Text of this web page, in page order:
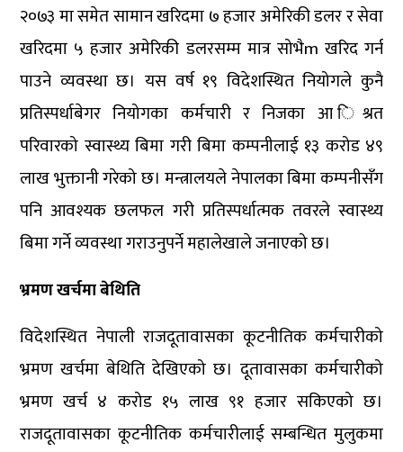
२०७३ मा समेत सामान खरिदमा ७ हजार अमेरिकी डलर र सेवा
खरिदमा ५ हजार अमेरिकी डलरसम्म मात्र सोभैm खरिद गर्न
पाउने व्यवस्था छ। यस वर्ष १९ विदेशस्थित नियोगले कुनै
प्रतिस्पर्धाबेगर नियोगका कर्मचारी र निजका आ िश्रत
परिवारको स्वास्थ्य बिमा गरी बिमा कम्पनीलाई १३ करोड ४९
लाख भुक्तानी गरेको छ। मन्त्रालयले नेपालका बिमा कम्पनीसँग
पनि आवश्यक छलफल गरी प्रतिस्पर्धात्मक तवरले स्वास्थ्य
बिमा गर्ने व्यवस्था गराउनुपर्ने महालेखाले जनाएको छ।
भ्रमण खर्चमा बेथिति
विदेशस्थित नेपाली राजदूतावासका कूटनीतिक कर्मचारीको
भ्रमण खर्चमा बेथिति देखिएको छ। दूतावासका कर्मचारीको
भ्रमण खर्च ४ करोड १५ लाख ९१ हजार सकिएको छ।
राजदूतावासका कूटनीतिक कर्मचारीलाई सम्बन्धित मुलुकमा